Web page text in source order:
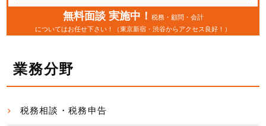
無料面談 実施中！ 税務・顧問・会計
についてはお任せ下さい！（東京新宿・渋谷からアクセス良好！）
業務分野
税務相談・税務申告